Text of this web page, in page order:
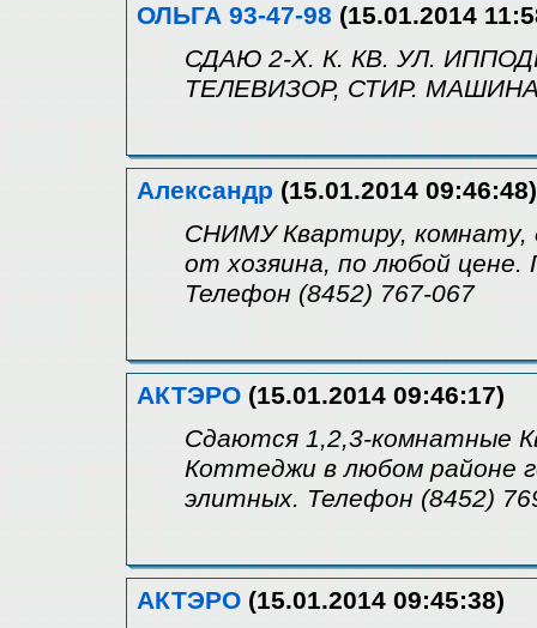
ОЛЬГА 93-47-98 (15.01.2014
СДАЮ 2-Х. К. КВ. УЛ.
ТЕЛЕВИЗОР, СТИР.
Александр (15.01.2014 09:46:48)
СНИМУ Квартиру, комнату,
от хозяина, по любой
Телефон (8452) 767-067
АКТЭРО (15.01.2014 09:46:17)
Сдаются 1,2,3-комнатные
Коттеджи в любом районе
элитных. Телефон (8452)
АКТЭРО (15.01.2014 09:45:38)